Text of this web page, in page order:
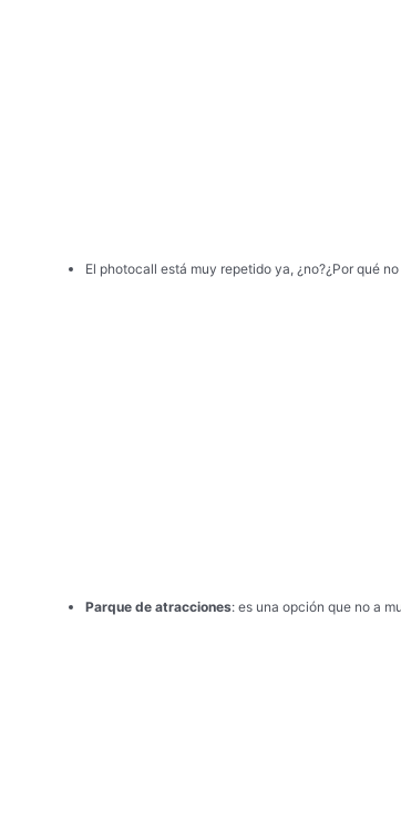
El photocall está muy repetido ya, ¿no?¿Por qué no
Parque de atracciones: es una opción que no a